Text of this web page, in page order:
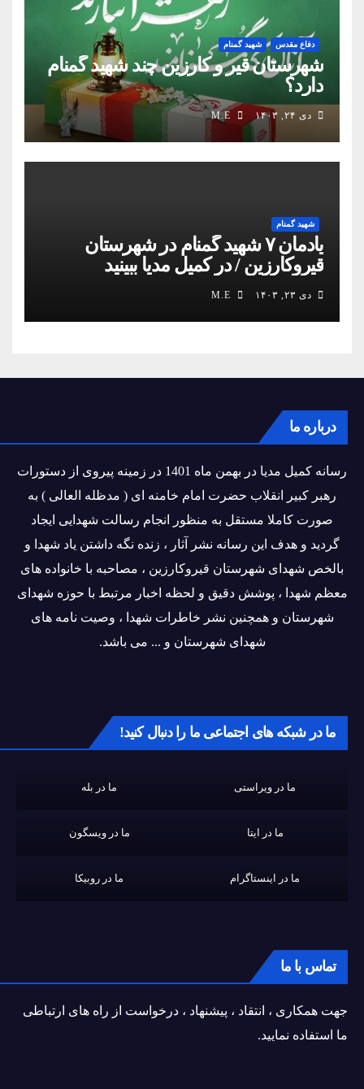
دفاع مقدس شهید گمنام
شهرستان قیر و کارزین چند شهید گمنام
دارد؟
دی ۲۴, ۱۴۰۳
شهید گمنام
یادمان ۷ شهید گمنام در شهرستان
قیروکارزین / در کمیل مدیا ببینید
دی ۲۳, ۱۴۰۳
درباره ما
رسانه کمیل مدیا در بهمن ماه 1401 در زمینه پیروی از دستورات
رهبر کبیر انقلاب حضرت امام خامنه ای ( مدظله العالی ) به
صورت کاملا مستقل به منظور انجام رسالت شهدایی ایجاد
گردید و هدف این رسانه نشر آثار ، زنده نگه داشتن یاد شهدا و
بالخص شهدای شهرستان قیروکارزین ، مصاحبه با خانواده های
معظم شهدا ، پوشش دقیق و لحظه اخبار مرتبط با حوزه شهدای
شهرستان و همچنین نشر خاطرات شهدا ، وصیت نامه های
شهدای شهرستان و ... می باشد.
ما در شبکه های اجتماعی ما را دنبال کنید!
ما در ویراستی ما در بله
ما در ایتا ما در ویسگون
ما در اینستاگرام ما در روبیکا
تماس با ما
جهت همکاری ، انتقاد ، پیشنهاد ، درخواست از راه های ارتباطی
ما استفاده نمایید.